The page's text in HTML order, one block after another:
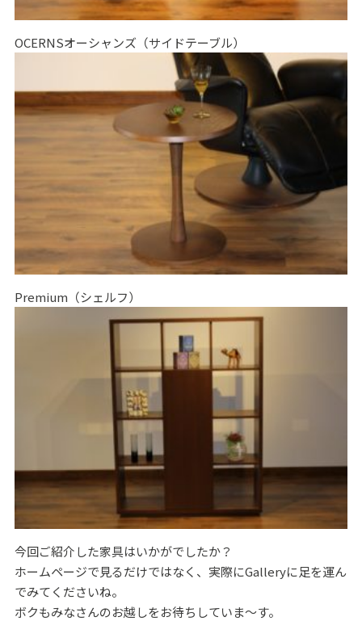
OCERNSオーシャンズ（サイドテーブル）
Premium（シェルフ）
今回ご紹介した家具はいかがでしたか？
ホームページで見るだけではなく、実際にGalleryに足を運ん
でみてくださいね。
ボクもみなさんのお越しをお待ちしていま～す。